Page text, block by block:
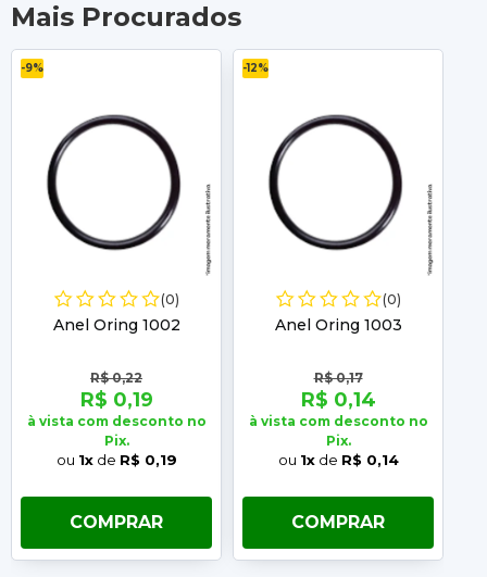
Mais Procurados
-9%
(0)
Anel Oring 1002
R$ 0,22
R$ 0,19
à vista com desconto no
Pix.
ou 1xde R$ 0,19
COMPRAR
-12%
(0)
Anel Oring 1003
R$ 0,17
R$ 0,14
à vista com desconto no
Pix.
ou 1xde R$ 0,14
COMPRAR